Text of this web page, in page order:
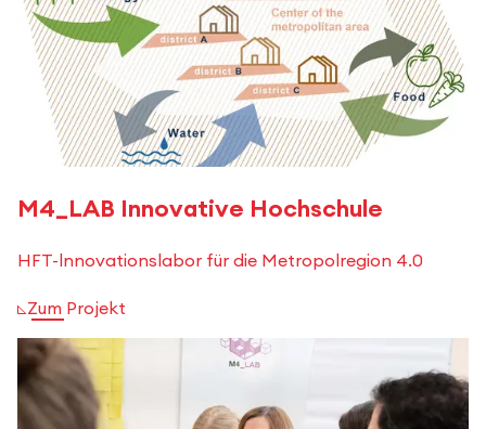
M4_LAB Innovative Hochschule
HFT-lnnovationslabor für die Metropolregion 4.0
Zum Projekt